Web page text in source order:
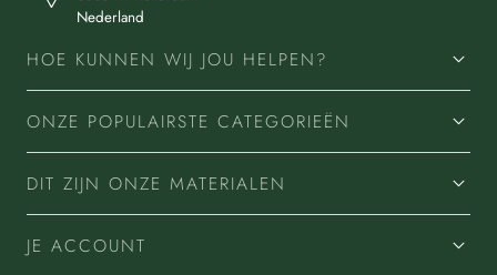
Nederland
HOE KUNNEN WIJ JOU HELPEN?
ONZE POPULAIRSTE CATEGORIEËN
DIT ZIJN ONZE MATERIALEN
JE ACCOUNT